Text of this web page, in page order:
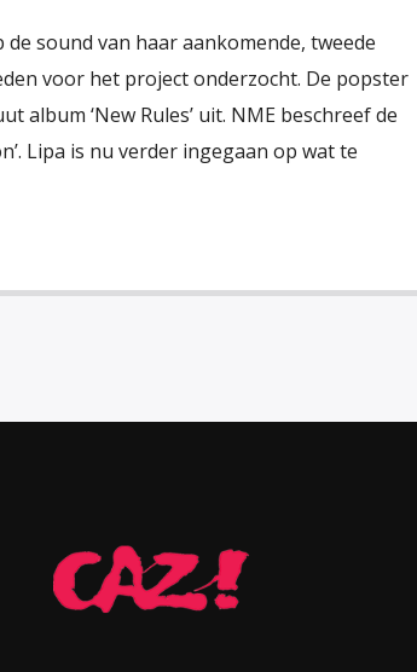
sound van haar aankomende, tweede
voor het project onderzocht. De popster
album ‘New Rules’ uit. NME beschreef de
Lipa is nu verder ingegaan op wat te